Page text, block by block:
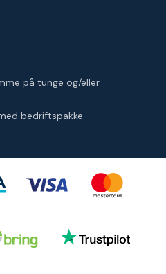
på tunge og/eller
bedriftspakke.